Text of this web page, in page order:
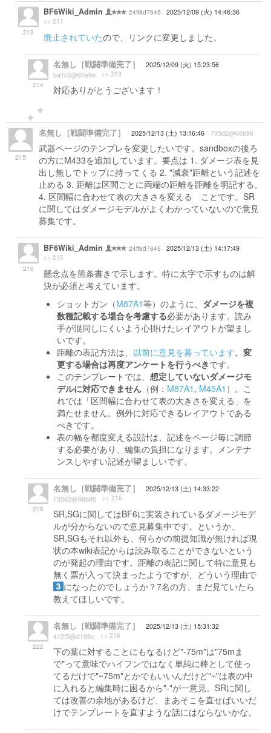
213
BF6Wiki_Admin 24ff8d7645 2025/12/09 (火) 14:46:36
>> 211
廃止されていたので、リンクに変更しました。
214
名無し［戦闘準備完了］
2025/12/09 (火) 15:23:56
ba1c3@60e9e
>> 213
対応ありがとうございます！
215
名無し［戦闘準備完了］ 2025/12/13 (土) 13:16:46 735d2@66b96
武器ページのテンプレを変更したいです。sandboxの後ろ
の方にM433を追加しています。要点は 1. ダメージ表を見
出し無しでトップに持ってくる 2. "減衰"距離という記述を
止める 3. 距離は区間ごとに両端の距離を距離を明記する。
4. 区間幅に合わせて表の大きさを変える ことです。SR
に関してはダメージモデルがよくわかっていないので意見
募集です。
216
BF6Wiki_Admin 24ff8d7645 2025/12/13 (土) 14:17:49
>> 215
懸念点を箇条書きで示します。特に太字で示すものは解
決が必須と考えています。
ショットガン（M87A1等）のように、 ダメージを複
数種記載する場合を考慮する必要があります。読み
手が混同しにくいよう心掛けたレイアウトが望まし
いです。
距離の表記方法は、 以前に意見を募っています。変
更する場合は再度アンケートを行うべきです。
このテンプレートでは、想定していないダメージモ
デルに対応できません （例： M87A1 , M45A1 ）。こ
れでは「区間幅に合わせて表の大きさを変える」を
満たせません。例外に対応できるレイアウトである
べきです。
表の幅を都度変える設計は、記述をページ毎に調節
する必要があり、編集の負担になります。メンテナ
ンスしやすい記述が望ましいです。
218
名無し［戦闘準備完了］
2025/12/13 (土) 14:33:22
735d2@66b96
>> 216
SR,SGに関してはBF6に実装されているダメージモデ
ルが分からないので意見募集中です。というか、
SR,SGもそれ以外も、何らかの前提知識が無ければ現
状の本wiki表記からは読み取ることができないという
のが発起の理由です。距離の表記に関して特に意見も
無く票が入って決まったようですが、どういう理由で
になったのでしょうか？7名の方、まだ見ていたら
教えてほしいです。
222
名無し［戦闘準備完了］
2025/12/13 (土) 15:31:32
412f5@d198e
>> 216
下の葉に対することにもなるけど"-75m"は"75mま
で"って意味でハイフンではなく単純に棒として使っ
てるだけで"~75m"とかでもいいんだけど"~"は表の中
に入れると編集時に困るから"-"が一意見。SRに関し
ては改善の余地があるけど、まあそこを直せばいいだ
けでテンプレートを直すような話にはならないかな。